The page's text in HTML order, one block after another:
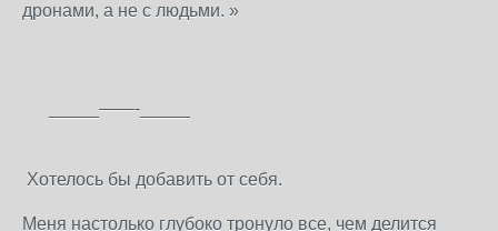
дронами, а не с людьми. »
_____——-_____
Хотелось бы добавить от себя.
Меня настолько глубоко тронуло все, чем делится